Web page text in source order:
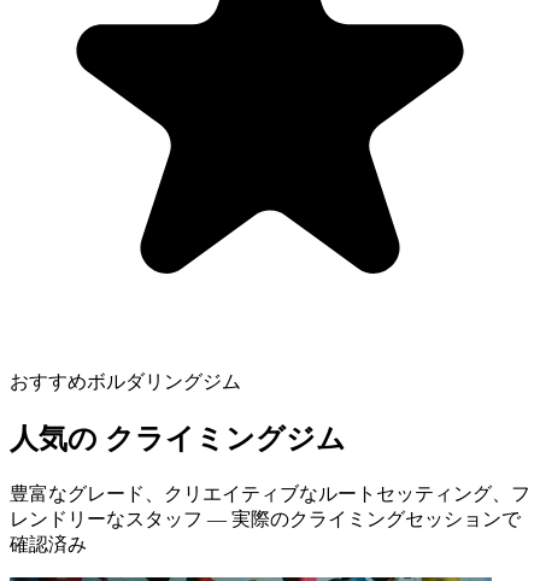
おすすめボルダリングジム
人気の クライミングジム
豊富なグレード、クリエイティブなルートセッティング、フ
レンドリーなスタッフ — 実際のクライミングセッションで
確認済み